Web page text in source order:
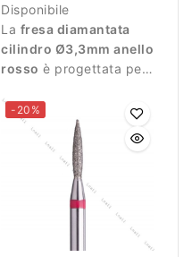
Disponibile
La fresa diamantata
cilindro Ø3,3mm anello
rosso è progettata per
superficie dell’unghia.
-20%